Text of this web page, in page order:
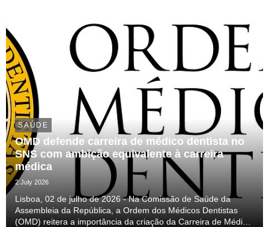
SAÚDE
OMD defende carreira de médico dentista no
SNS com ambição equivalente à carreira
médica
2 July 2026
Lisboa, 02 de julho de 2026 - Na Comissão de Saúde da
Assembleia da República, a Ordem dos Médicos Dentistas
(OMD) reitera a importância da criação da Carreira de Médico